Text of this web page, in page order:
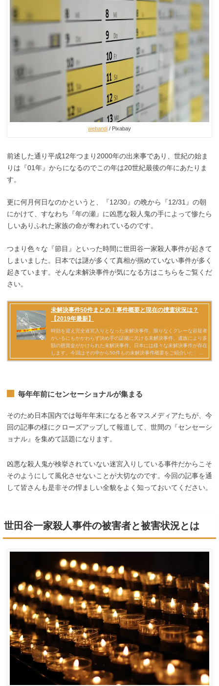
webandi / Pixabay
前述した通り平成12年つまり2000年の出来事であり、世紀の始ま
りは『01年』からになるのでこの年は20世紀最後の年にあたりま
す。
更に何月何日なのかというと、『12/30』の晩から『12/31』の朝
にかけて、すなわち『年の瀬』に凶悪な殺人鬼の手によって惨たら
しいありふれた家族の命が奪われているのです。
つまり色々な『節目』といった時間に世田谷一家殺人事件が起きて
しまいました。日本では謎が多くて真相が掴めていない事件が多く
起きています。そんな未解決事件が気になる方はこちらをご覧くだ
さい。
毎年年前にセンセーショナルが集まる
そのため日本国内では毎年年末になると各マスメディアたちが、今
回の記事の様にクローズアップして報道して、世間の『センセーシ
ョナル』を集めて話題になります。
凶悪な殺人鬼が検挙されていない迷宮入りしている事件だからこそ
そのようにして風化させないことが大切なのです。今回の記事を通
して皆さんも是非その悍ましい全貌をよく知っておいてください。
世田谷一家殺人事件の被害者と被害状況とは